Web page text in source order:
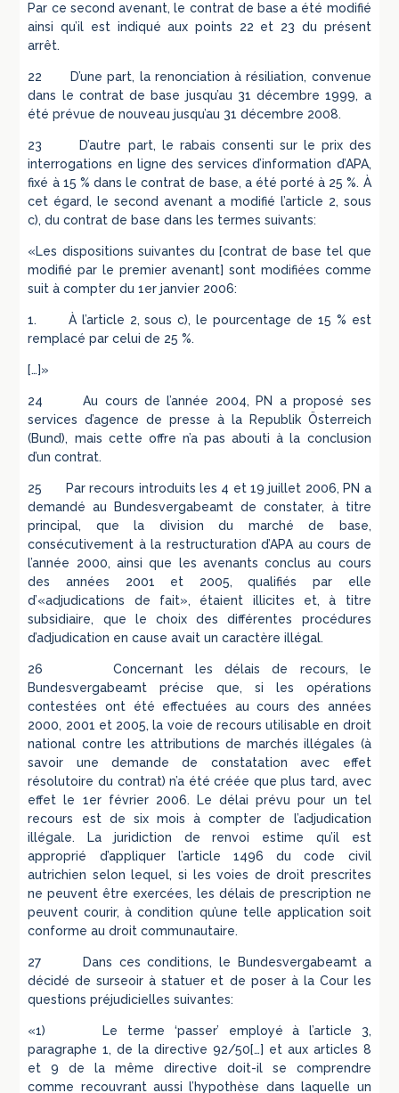
Par ce second avenant, le contrat de base a été modifié
ainsi qu’il est indiqué aux points 22 et 23 du présent
arrêt.
22 D’une part, la renonciation à résiliation, convenue
dans le contrat de base jusqu’au 31 décembre 1999, a
été prévue de nouveau jusqu’au 31 décembre 2008.
23 D’autre part, le rabais consenti sur le prix des
interrogations en ligne des services d’information d’APA,
fixé à 15 % dans le contrat de base, a été porté à 25 %. À
cet égard, le second avenant a modifié l’article 2, sous
c), du contrat de base dans les termes suivants:
«Les dispositions suivantes du [contrat de base tel que
modifié par le premier avenant] sont modifiées comme
suit à compter du 1er janvier 2006:
1. À l’article 2, sous c), le pourcentage de 15 % est
remplacé par celui de 25 %.
[…]»
24 Au cours de l’année 2004, PN a proposé ses
services d’agence de presse à la Republik Österreich
(Bund), mais cette offre n’a pas abouti à la conclusion
d’un contrat.
25 Par recours introduits les 4 et 19 juillet 2006, PN a
demandé au Bundesvergabeamt de constater, à titre
principal, que la division du marché de base,
consécutivement à la restructuration d’APA au cours de
l’année 2000, ainsi que les avenants conclus au cours
des années 2001 et 2005, qualifiés par elle
d’«adjudications de fait», étaient illicites et, à titre
subsidiaire, que le choix des différentes procédures
d’adjudication en cause avait un caractère illégal.
26 Concernant les délais de recours, le
Bundesvergabeamt précise que, si les opérations
contestées ont été effectuées au cours des années
2000, 2001 et 2005, la voie de recours utilisable en droit
national contre les attributions de marchés illégales (à
savoir une demande de constatation avec effet
résolutoire du contrat) n’a été créée que plus tard, avec
effet le 1er février 2006. Le délai prévu pour un tel
recours est de six mois à compter de l’adjudication
illégale. La juridiction de renvoi estime qu’il est
approprié d’appliquer l’article 1496 du code civil
autrichien selon lequel, si les voies de droit prescrites
ne peuvent être exercées, les délais de prescription ne
peuvent courir, à condition qu’une telle application soit
conforme au droit communautaire.
27 Dans ces conditions, le Bundesvergabeamt a
décidé de surseoir à statuer et de poser à la Cour les
questions préjudicielles suivantes:
«1) Le terme ‘passer’ employé à l’article 3,
paragraphe 1, de la directive 92/50[…] et aux articles 8
et 9 de la même directive doit-il se comprendre
comme recouvrant aussi l’hypothèse dans laquelle un